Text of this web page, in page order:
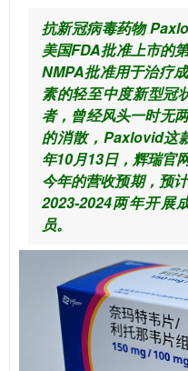
抗新冠病毒药物
美国FDA批准上市的
NMPA批准用于治疗
素的轻至中度新型冠
者，曾经风头一时无
的消散，Paxlovid这
年10月13日，辉瑞官
今年的营收预期，预
2023-2024两年开展
员。